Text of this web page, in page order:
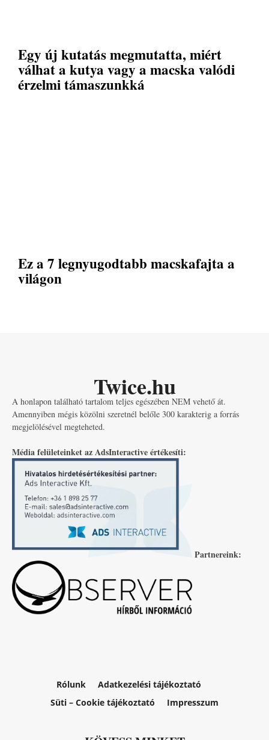
Egy új kutatás megmutatta, miért
válhat a kutya vagy a macska valódi
érzelmi támaszunkká
Ez a 7 legnyugodtabb macskafajta a
világon
Twice.hu
A honlapon található tartalom teljes egészében NEM vehető át.
Amennyiben mégis közölni szeretnél belőle 300 karakterig a forrás
megjelölésével megteheted.
Média felületeinket az AdsInteractive értékesíti:
Partnereink:
Rólunk
Adatkezelési tájékoztató
Süti – Cookie tájékoztató
Impresszum